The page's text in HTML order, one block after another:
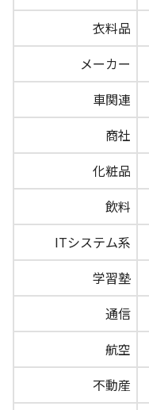
衣料品
メーカー
車関連
商社
化粧品
飲料
ITシステム系
学習塾
通信
航空
不動産